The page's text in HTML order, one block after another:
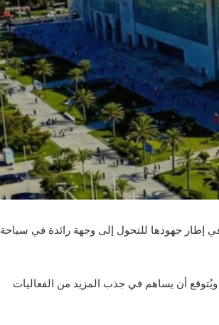
دولي كبير، بميزانية تفوق 60 مليار سنتيم، وذلك في إطار جهودها للتحول إلى وجهة رائدة في سياحة
أن يساهم في جذب المزيد من الفعاليات